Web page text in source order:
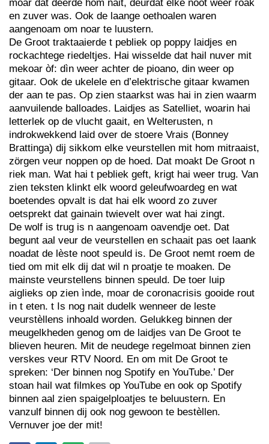
moar dat deerde hom nait, deurdat elke noot weer roak
en zuver was. Ook de laange oethoalen waren
aangenoam om noar te luustern.
De Groot traktaaierde t pebliek op poppy laidjes en
rockachtege riedeltjes. Hai wisselde dat hail nuver mit
mekoar òf: dìn weer achter de pioano, din weer op
gitaar. Ook de ukelele en d’elektrische gitaar kwamen
der aan te pas. Op zien staarkst was hai in zien waarm
aanvuilende balloades. Laidjes as Satelliet, woarin hai
letterlek op de vlucht gaait, en Welterusten, n
indrokwekkend laid over de stoere Vrais (Bonney
Brattinga) dij sikkom elke veurstellen mit hom mitraaist,
zörgen veur noppen op de hoed. Dat moakt De Groot n
riek man. Wat hai t pebliek geft, krigt hai weer trug. Van
zien teksten klinkt elk woord geleufwoardeg en wat
boetendes opvalt is dat hai elk woord zo zuver
oetsprekt dat gainain twievelt over wat hai zingt.
De wolf is trug is n aangenoam oavendje oet. Dat
begunt aal veur de veurstellen en schaait pas oet laank
noadat de lèste noot speuld is. De Groot nemt roem de
tied om mit elk dij dat wil n proatje te moaken. De
mainste veurstellens binnen speuld. De toer luip
aiglieks op zien ìnde, moar de coronacrisis gooide rout
in t eten. t Is nog nait dudelk wenneer de leste
veurstèllens inhoald worden. Gelukkeg binnen der
meugelkheden genog om de laidjes van De Groot te
blieven heuren. Mit de neudege regelmoat binnen zien
verskes veur RTV Noord. En om mit De Groot te
spreken: ‘Der binnen nog Spotify en YouTube.’ Der
stoan hail wat filmkes op YouTube en ook op Spotify
binnen aal zien spaigelploatjes te beluustern. En
vanzulf binnen dij ook nog gewoon te bestèllen.
Vernuver joe der mit!